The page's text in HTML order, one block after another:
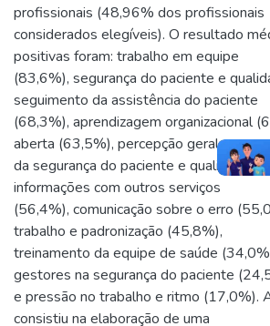
profissionais (48,96% dos profissionais
considerados elegíveis). O resultado
positivas foram: trabalho em equipe
(83,6%), segurança do paciente e
seguimento da assistência do paciente
(68,3%), aprendizagem organizacional
aberta (63,5%), percepção geral
da segurança do paciente e qualidade
informações com outros serviços
(56,4%), comunicação sobre o erro
trabalho e padronização (45,8%),
treinamento da equipe de saúde
gestores na segurança do paciente
e pressão no trabalho e ritmo (17,0%).
consistiu na elaboração de uma